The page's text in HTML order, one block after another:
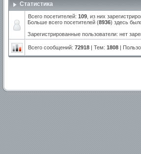
Статистика
Всего посетителей: 109 , из них
Больше всего посетителей (8936) здесь
Зарегистрированные пользователи: нет
Всего сообщений: 72918 | Тем: 1808 |